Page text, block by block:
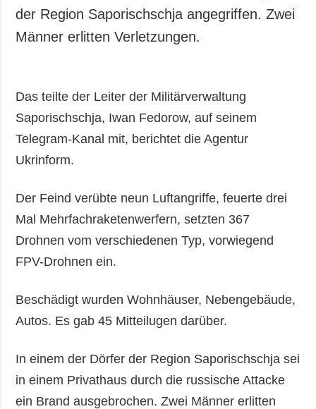
Veröffentlichungen
Interview
Abonnement
Fotobank
der Region Saporischschja angegriffen. Zwei
Männer erlitten Verletzungen.
Das teilte der Leiter der Militärverwaltung
Saporischschja, Iwan Fedorow, auf seinem
Telegram-Kanal mit, berichtet die Agentur
Ukrinform.
Der Feind verübte neun Luftangriffe, feuerte drei
Mal Mehrfachraketenwerfern, setzten 367
Drohnen vom verschiedenen Typ, vorwiegend
FPV-Drohnen ein.
Beschädigt wurden Wohnhäuser, Nebengebäude,
Autos. Es gab 45 Mitteilugen darüber.
In einem der Dörfer der Region Saporischschja sei
in einem Privathaus durch die russische Attacke
ein Brand ausgebrochen. Zwei Männer erlitten